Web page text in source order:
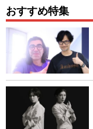
おすすめ特集